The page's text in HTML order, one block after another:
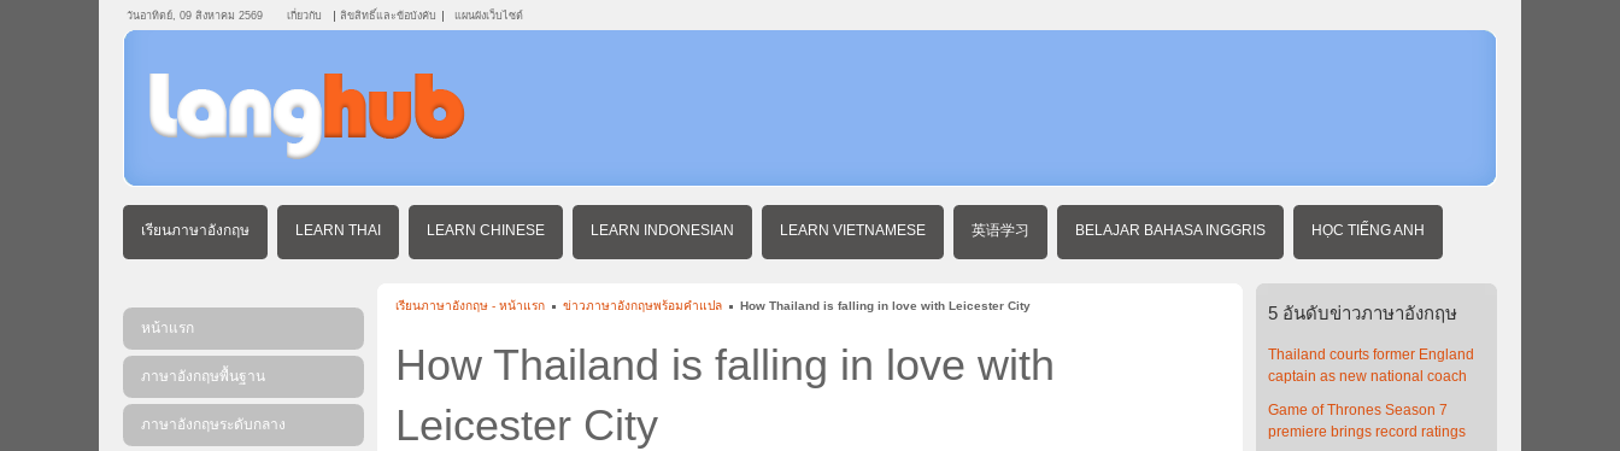
วันอาทิตย์, 09 สิงหาคม 2569 เกี่ยวกับ ลิขสิทธิ์และข้อบังคับ แผนผังเว็บไซต์
เรียนภาษาอังกฤษ LEARN THAI LEARN CHINESE LEARN INDONESIAN LEARN VIETNAMESE 英语学习 BELAJAR BAHASA INGGRIS HỌC TIẾNG ANH
เรียนภาษาอังกฤษ - หน้าแรก ข่าวภาษาอังกฤษพร้อมคําแปล How Thailand is falling in love with Leicester City
How Thailand is falling in love with
Leicester City
หน้าแรก
ภาษาอังกฤษพื้นฐาน
ภาษาอังกฤษระดับกลาง
5 อันดับข่าวภาษาอังกฤษ
Thailand courts former England
captain as new national coach
Game of Thrones Season 7
premiere brings record ratings